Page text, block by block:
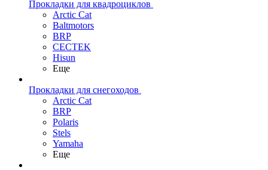
Прокладки для квадроциклов
Arctic Cat
Baltmotors
BRP
CECTEK
Hisun
Еще
Прокладки для снегоходов
Arctic Cat
BRP
Polaris
Stels
Yamaha
Еще